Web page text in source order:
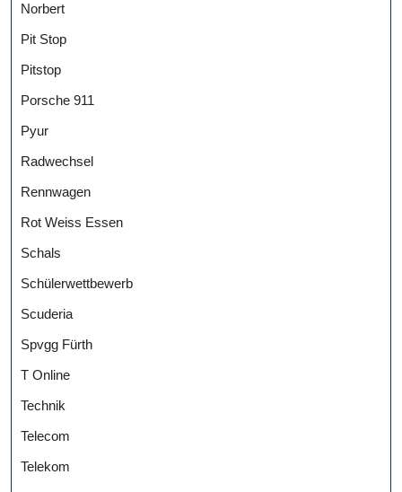
Norbert
Pit Stop
Pitstop
Porsche 911
Pyur
Radwechsel
Rennwagen
Rot Weiss Essen
Schals
Schülerwettbewerb
Scuderia
Spvgg Fürth
T Online
Technik
Telecom
Telekom